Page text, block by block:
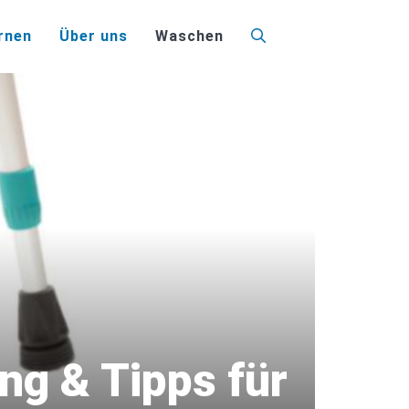
Über uns Waschen
& Tipps für